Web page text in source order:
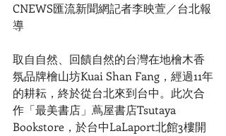
CNEWS匯流新聞網記者李映萱／台北報
導
取自自然、回饋自然的台灣在地檜木香
氛品牌檜山坊Kuai Shan Fang，經過11年
的耕耘，終於從台北來到台中。此次合
作「最美書店」蔦屋書店Tsutaya
Bookstore，於台中LaLaport北館3樓開